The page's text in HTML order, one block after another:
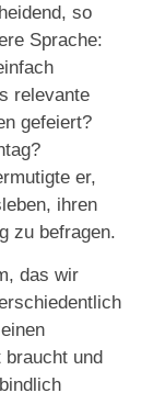
so
Sprache:
relevante
gefeiert?
er,
ihren
zu befragen.
das wir
braucht und